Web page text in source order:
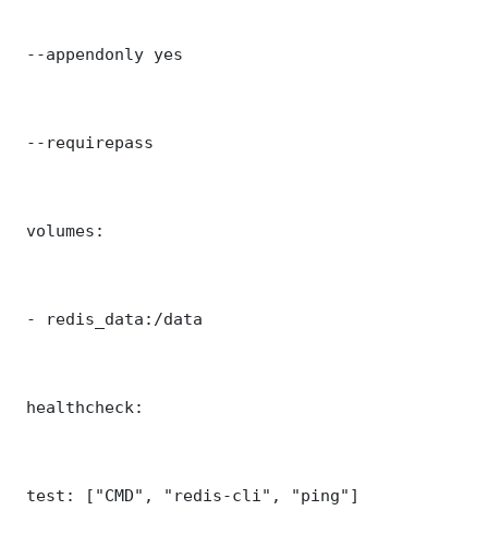
--appendonly yes
--requirepass
volumes:
- redis_data:/data
healthcheck:
test: ["CMD", "redis-cli", "ping"]